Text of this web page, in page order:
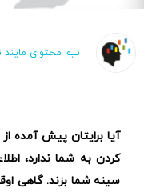
تیم محتوای مایند
آیا برایتان پیش آمده
کردن به شما ندارد،
سینه شما بزند. گاهی